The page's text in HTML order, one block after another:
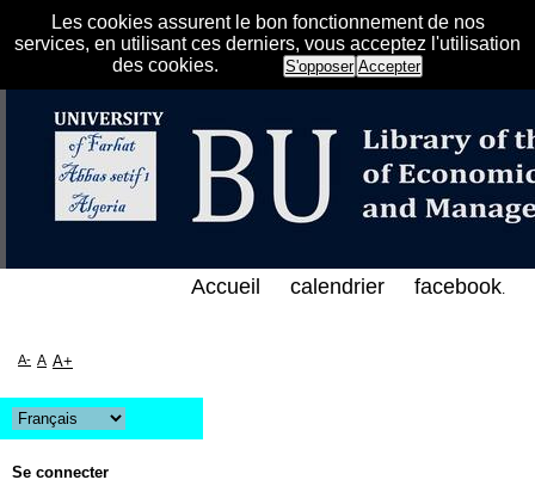
Les cookies assurent le bon fonctionnement de nos
services, en utilisant ces derniers, vous acceptez l'utilisation
des cookies.
S'opposer Accepter
الإلكتروني على الخط المباشر لمكتبة كلية
Accueil calendrier facebook.
A- A A+
Se connecter